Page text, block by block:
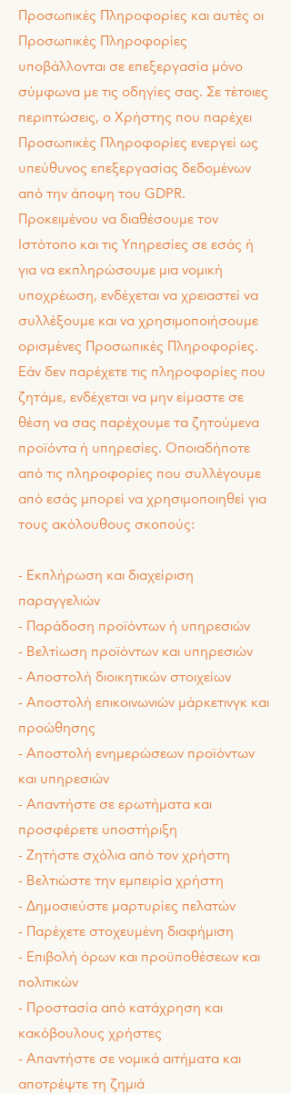
Προσωπικές Πληροφορίες και αυτές οι
Προσωπικές Πληροφορίες
υποβάλλονται σε επεξεργασία μόνο
σύμφωνα με τις οδηγίες σας. Σε τέτοιες
περιπτώσεις, ο Χρήστης που παρέχει
Προσωπικές Πληροφορίες ενεργεί ως
υπεύθυνος επεξεργασίας δεδομένων
από την άποψη του GDPR.
Προκειμένου να διαθέσουμε τον
Ιστότοπο και τις Υπηρεσίες σε εσάς ή
για να εκπληρώσουμε μια νομική
υποχρέωση, ενδέχεται να χρειαστεί να
συλλέξουμε και να χρησιμοποιήσουμε
ορισμένες Προσωπικές Πληροφορίες.
Εάν δεν παρέχετε τις πληροφορίες που
ζητάμε, ενδέχεται να μην είμαστε σε
θέση να σας παρέχουμε τα ζητούμενα
προϊόντα ή υπηρεσίες. Οποιαδήποτε
από τις πληροφορίες που συλλέγουμε
από εσάς μπορεί να χρησιμοποιηθεί για
τους ακόλουθους σκοπούς:
- Εκπλήρωση και διαχείριση
παραγγελιών
- Παράδοση προϊόντων ή υπηρεσιών
- Βελτίωση προϊόντων και υπηρεσιών
- Αποστολή διοικητικών στοιχείων
- Αποστολή επικοινωνιών μάρκετινγκ και
προώθησης
- Αποστολή ενημερώσεων προϊόντων
και υπηρεσιών
- Απαντήστε σε ερωτήματα και
προσφέρετε υποστήριξη
- Ζητήστε σχόλια από τον χρήστη
- Βελτιώστε την εμπειρία χρήστη
- Δημοσιεύστε μαρτυρίες πελατών
- Παρέχετε στοχευμένη διαφήμιση
- Επιβολή όρων και προϋποθέσεων και
πολιτικών
- Προστασία από κατάχρηση και
κακόβουλους χρήστες
- Απαντήστε σε νομικά αιτήματα και
αποτρέψτε τη ζημιά